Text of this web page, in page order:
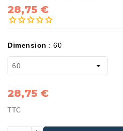
28,75 €
Dimension : 60
28,75 €
TTC